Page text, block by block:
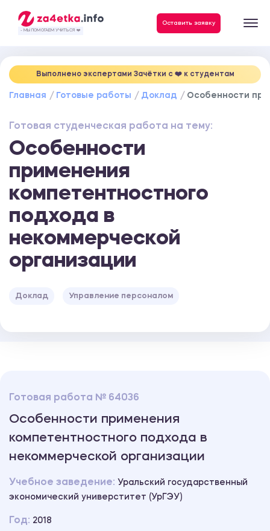
- МЫ ПОМОГАЕМ УЧИТЬСЯ ❤️
Оставить заявку
Выполнено экспертами Зачётки c ❤️ к студентам
Главная Готовые работы Доклад Особенности
Готовая студенческая работа на тему:
Особенности
применения
компетентностного
подхода в
некоммерческой
организации
Доклад Управление персоналом
Готовая работа № 64036
Особенности применения
компетентностного подхода в
некоммерческой организации
Учебное заведение: Уральский государственный
экономический универститет (УрГЭУ)
Год: 2018